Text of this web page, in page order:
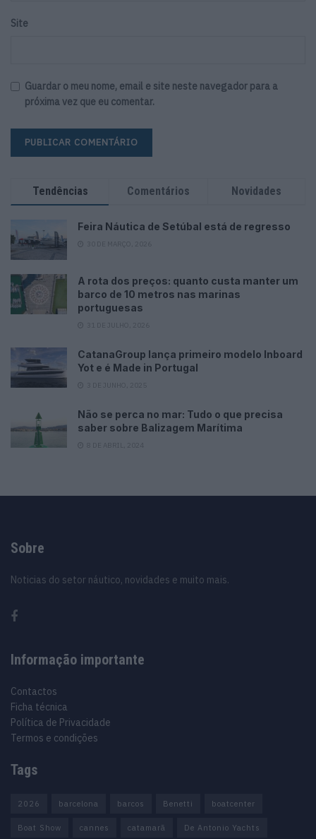
Site
Guardar o meu nome, email e site neste navegador para a
próxima vez que eu comentar.
Tendências Comentários Novidades
Feira Náutica de Setúbal está de regresso
A rota dos preços: quanto custa manter um
barco de 10 metros nas marinas
portuguesas
CatanaGroup lança primeiro modelo Inboard
Yot e é Made in Portugal
Não se perca no mar: Tudo o que precisa
saber sobre Balizagem Marítima
Sobre
Noticias do setor náutico, novidades e muito mais.
Informação importante
Contactos
Ficha técnica
Política de Privacidade
Termos e condições
Tags
2026 barcelona barcos Benetti boatcenter
Boat Show cannes catamarã De Antonio Yachts